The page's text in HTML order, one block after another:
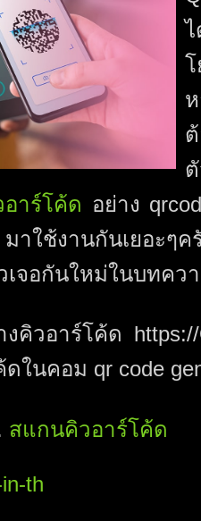
าร์โค้ด อย่าง
าใช้งานกันเยอะๆ
จอกันใหม่ในบทค
คิวอาร์โค้ด
ในคอม qr code
สแกนคิวอาร์โค้ด
th